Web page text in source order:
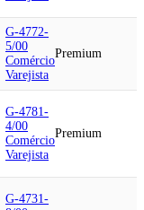
G-4772-
5/00
Comércio
Varejista
Premium
G-4781-
4/00
Comércio
Varejista
Premium
G-4731-